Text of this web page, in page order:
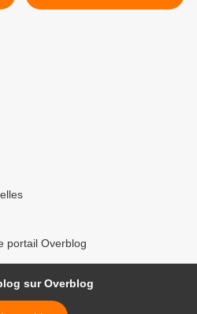
Alcohólicos Anónimos
portail Overblog
sur Overblog